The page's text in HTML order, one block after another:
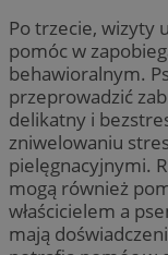
Po trzecie, wizyty
pomóc w
behawioralnym.
przeprowadzić
delikatny i
zniwelowaniu
pielęgnacyjnymi.
mogą również
właścicielem a
mają